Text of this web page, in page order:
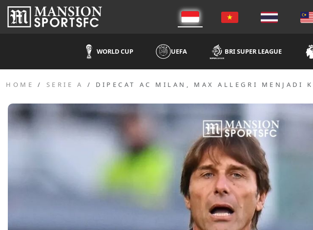
WORLD CUP UEFA BRI SUPER LEAGUE
HOME SERIE A DIPECAT AC MILAN, MAX ALLEGRI MENJADI